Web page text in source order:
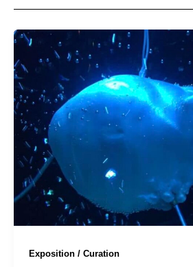
Exposition / Curation